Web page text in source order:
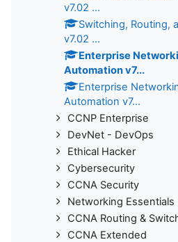
v7.02 ...
Switching, Routing,
v7.02 ...
Enterprise
Automation v7...
Enterprise
Automation v7...
CCNP Enterprise
DevNet - DevOps
Ethical Hacker
Cybersecurity
CCNA Security
Networking Essentials
CCNA Routing &
CCNA Extended